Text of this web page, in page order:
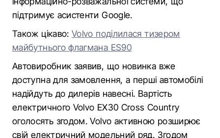
підтримує асистенти Google.
Також цікаво:Volvo поділилася тизером
майбутнього флагмана ES90
Автовиробник заявив, що новинка вже
доступна для замовлення, а перші автомобілі
надійдуть до дилерів навесні. Вартість
електричного Volvo EX30 Cross Country
оголосять згодом. Volvo активною розширює
свій електричний модельний ряд. Згодом